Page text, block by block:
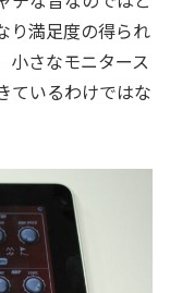
り満足度の得られ
小さなモニタース
ているわけではな